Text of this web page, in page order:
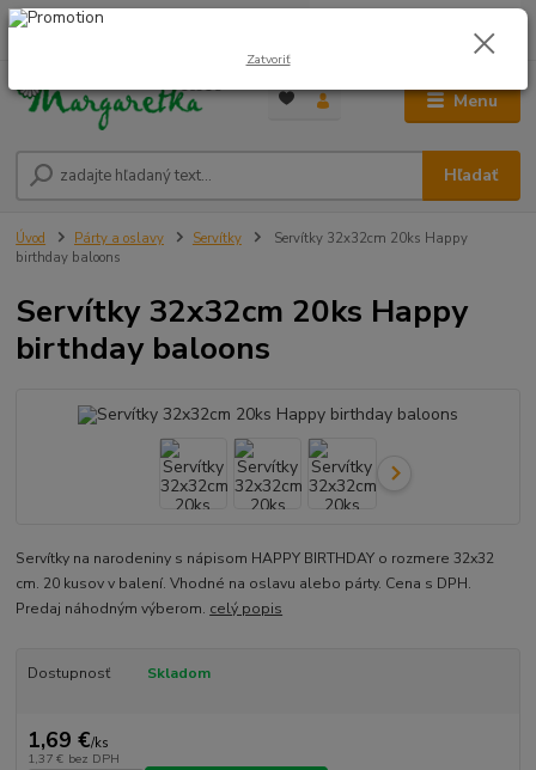
Menu
Hľadať
0948 236 042
0,00 €
Úvod Párty a oslavy Servítky
Servítky 32x32cm 20ks Happy
birthday baloons
Servítky 32x32cm 20ks Happy
birthday baloons
Servítky na narodeniny s nápisom HAPPY BIRTHDAY o rozmere 32x32
cm. 20 kusov v balení. Vhodné na oslavu alebo párty. Cena s DPH.
Predaj náhodným výberom. celý popis
Dostupnosť Skladom
1,69 €/ks
1,37 € bez DPH
Zatvoriť